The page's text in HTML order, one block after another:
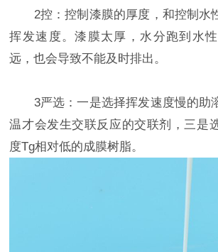
2控：控制漆膜的厚度，和控制水
挥发速度。漆膜太厚，水分跑到水
远，也会导致不能及时排出。
3严选：一是选择挥发速度慢的助
温才会发生交联反应的交联剂，三是
度Tg相对低的成膜树脂。